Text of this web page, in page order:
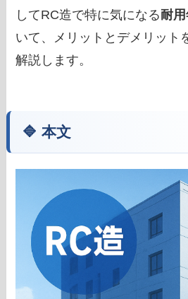
してRC造で特に気になる耐
いて、メリットとデメリット
解説します。
🔷 本文